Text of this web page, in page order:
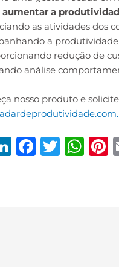
aumentar a
as atividades dos
a
redução de
análise
nosso produto e
Li F
T
W